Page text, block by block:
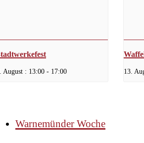
August : 13:00 - 17:00 13.
Warnemünder Woche